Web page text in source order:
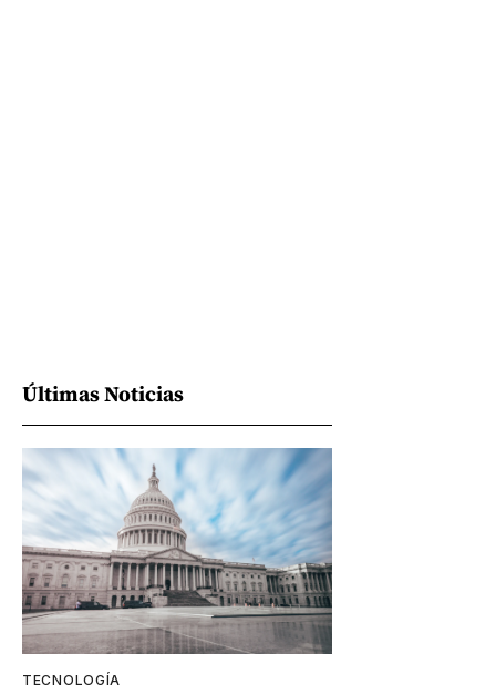
Últimas Noticias
TECNOLOGÍA